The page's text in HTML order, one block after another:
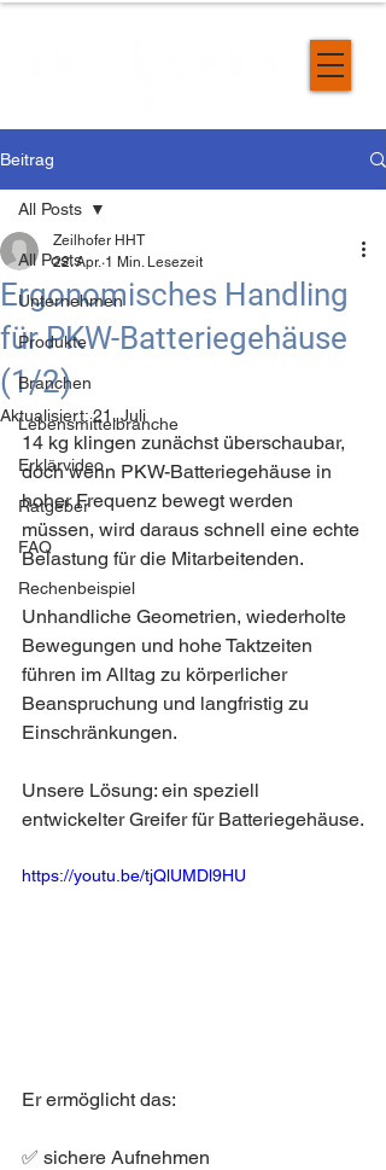
Beitrag
All Posts
Unternehmen
Produkte
Branchen
Lebensmittelbranche
Erklärvideo
Ratgeber
FAQ
Rechenbeispiel
All Posts
Ergonomisches Handling
für PKW-Batteriegehäuse
(1/2)
Zeilhofer HHT
22. Apr. 1 Min. Lesezeit
Aktualisiert:21. Juli
14 kg klingen zunächst überschaubar,
doch wenn PKW-Batteriegehäuse in
hoher Frequenz bewegt werden
müssen, wird daraus schnell eine echte
Belastung für die Mitarbeitenden.
Unhandliche Geometrien, wiederholte
Bewegungen und hohe Taktzeiten
führen im Alltag zu körperlicher
Beanspruchung und langfristig zu
Einschränkungen.
Unsere Lösung: ein speziell
entwickelter Greifer für Batteriegehäuse.
https://youtu.be/tjQlUMDl9HU
Er ermöglicht das:
✅ sichere Aufnehmen